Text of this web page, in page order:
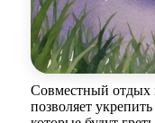
Совместный отдых
позволяет